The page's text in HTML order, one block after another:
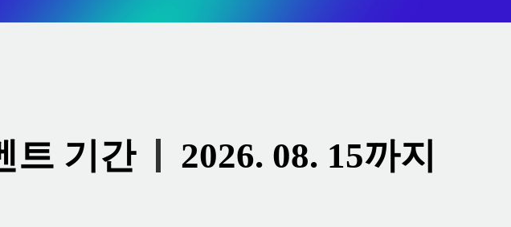
트 기간 2026. 08. 15까지